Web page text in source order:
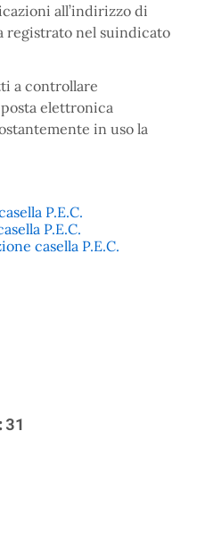
all’indirizzo di
registrato nel suindicato
a controllare
elettronica
in uso la
P.E.C.
P.E.C.
casella P.E.C.